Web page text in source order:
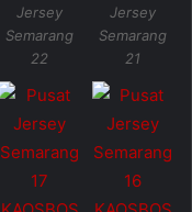
Jersey
Semarang
22
Jersey
Semarang
21